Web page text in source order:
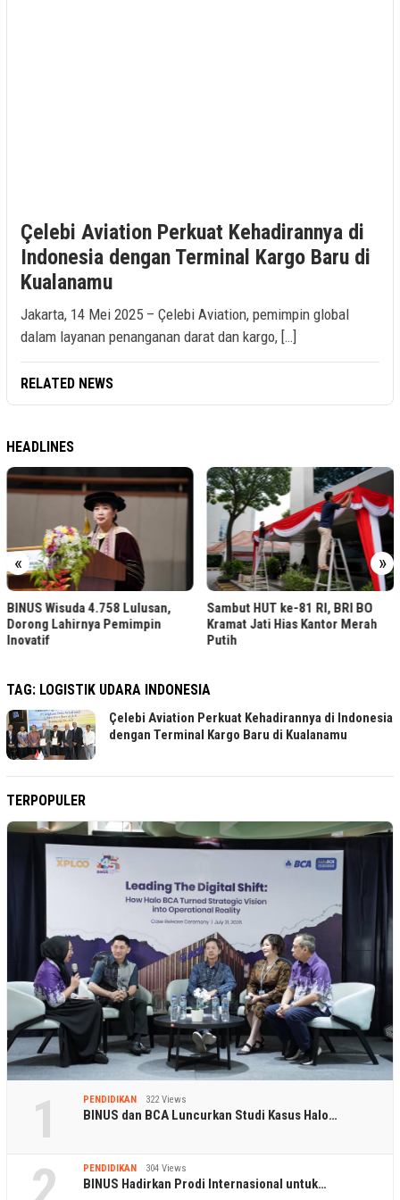
Çelebi Aviation Perkuat Kehadirannya di
Indonesia dengan Terminal Kargo Baru di
Kualanamu
Jakarta, 14 Mei 2025 – Çelebi Aviation, pemimpin global
dalam layanan penanganan darat dan kargo, […]
RELATED NEWS
HEADLINES
« »
BINUS Wisuda 4.758 Lulusan,
Dorong Lahirnya Pemimpin
Inovatif
Sambut HUT ke-81 RI, BRI BO
Kramat Jati Hias Kantor Merah
Putih
TAG: LOGISTIK UDARA INDONESIA
Çelebi Aviation Perkuat Kehadirannya di Indonesia
dengan Terminal Kargo Baru di Kualanamu
TERPOPULER
1 PENDIDIKAN 322 Views
BINUS dan BCA Luncurkan Studi Kasus Halo…
PENDIDIKAN 304 Views
BINUS Hadirkan Prodi Internasional untuk…